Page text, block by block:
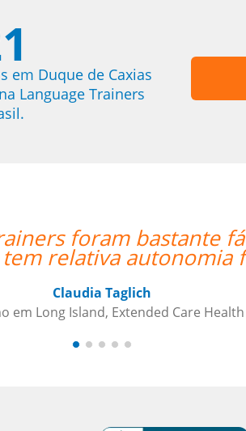
em Duque de Caxias
Language Trainers
de coordenar as